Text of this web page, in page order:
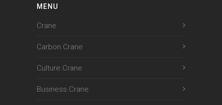
MENU
Crane
Carbon.Crane
Culture.Crane
Business.Crane